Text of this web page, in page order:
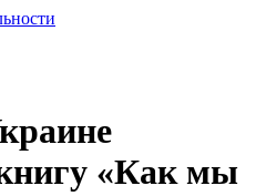
«Как мы